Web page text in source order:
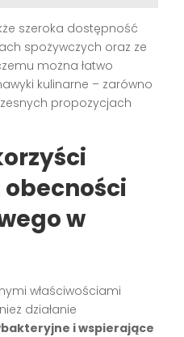
szeroka dostępność
spożywczych oraz ze
można łatwo
kulinarne – zarówno
propozycjach
w
właściwościami
działanie
i wspierające